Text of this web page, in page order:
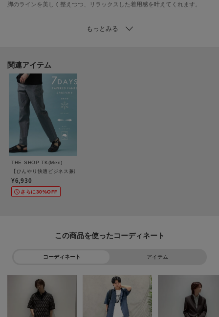
脚のラインを美しく整えつつ、リラックスした着用感を叶えてくれます。
げない快適性を実現しました。
滑らかで柔らかな肌触りも魅力で、快適な穿き心地を提供。
さらに、軽量素材を採用しているため長時間の着用でも疲れにくく、軽快な
足取りが楽しめます。
夏の暑さに負けない涼しさと機能性を兼ね備えた一本です。
■おすすめコーディネート
シンプルなカットソーを合わせて、清潔感のあるミニマルスタイルに仕上げ
るのがオススメ。
同じくスキニーのすっきり感を活かして、長め丈のモード感あるシャツとも
好相性です。
カラーバリエーションを活用し、トップスとの組み合わせで幅広いコーディ
・ポケット数：横×3 後ろ×2
※照明の関係により、実際よりも色味が違って見える場合があります。ま
た、パソコン・スマートフォンなどの環境により、若干製品と画像のカラー
関連アイテム
THE SHOP TK(Men)
【ひんやり快適ビジネス兼用パンツ】7DAYSパンツ ストレッチ+ 接触冷感/洗濯機OK
¥6,930
さらに30%OFF
この商品を使った
コーディネート アイテム